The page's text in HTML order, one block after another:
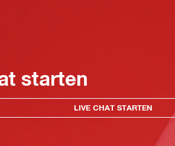
starten
LIVE CHAT STARTEN